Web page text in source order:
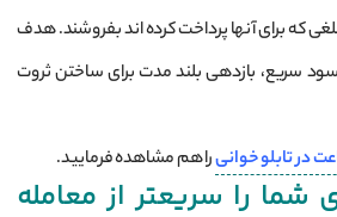
که برای آنها پرداخت کرده اند بفروشند. هدف
سریع، بازدهی بلند مدت برای ساختن ثروت
در تابلو خوانیرا هم مشاهده فرمایید.
شما را سریعتر از معامله